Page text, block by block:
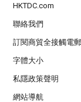
HKTDC.com
聯絡我們
訂閱商貿全接觸電
字體大小
私隱政策聲明
網站導航